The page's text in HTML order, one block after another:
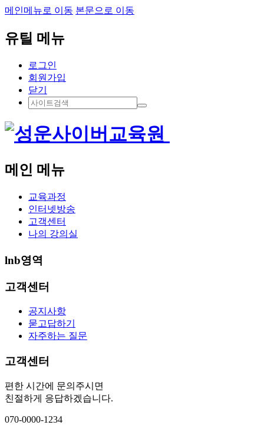
메인메뉴로 이동 본문으로 이동
유틸 메뉴
로그인
회원가입
닫기
메인 메뉴
교육과정
인터넷방송
고객센터
나의 강의실
lnb영역
고객센터
공지사항
묻고답하기
자주하는 질문
고객센터
편한 시간에 문의주시면
친절하게 응답하겠습니다.
070-0000-1234